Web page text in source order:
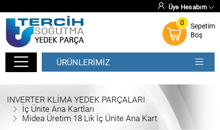
Üye Hesabım
Sepetim
0
Boş
ÜRÜNLERİMİZ
INVERTER KLİMA YEDEK PARÇALARI
İç Ünite Ana Kartları
Midea Üretim 18 Lik İç Ünite Ana Kart